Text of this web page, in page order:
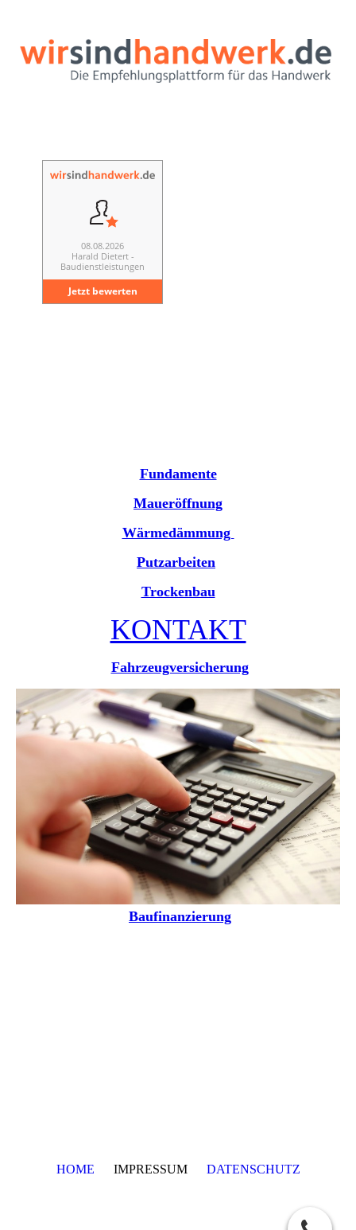
Fundamente
Maueröffnung
Wärmedämmung
Putzarbeiten
Trockenbau
KONTAKT
Fahrzeugversicherung
Baufinanzierung
HOME IMPRESSUM DATENSCHUTZ